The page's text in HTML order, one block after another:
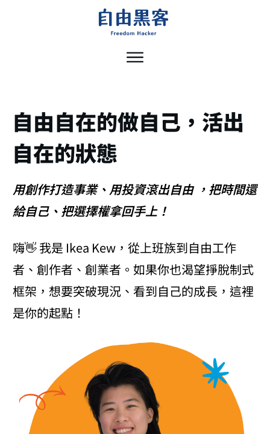
自由自在的做自己，活出
自在的狀態
用創作打造事業、用投資滾出自由 ，把時間還
給自己、把選擇權拿回手上！
嗨👋 我是 Ikea Kew，從上班族到自由工作
者、創作者、創業者。 如果你也渴望掙脫制式
框架，想要突破現況、看到自己的成長，這裡
是你的起點！